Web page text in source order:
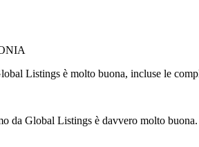
Listings è molto buona, incluse le
da Global Listings è davvero molto buona.